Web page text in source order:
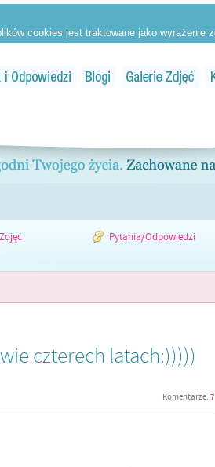
Pytania/Odpowiedzi
czterech latach:)))))
Komentarze: 7